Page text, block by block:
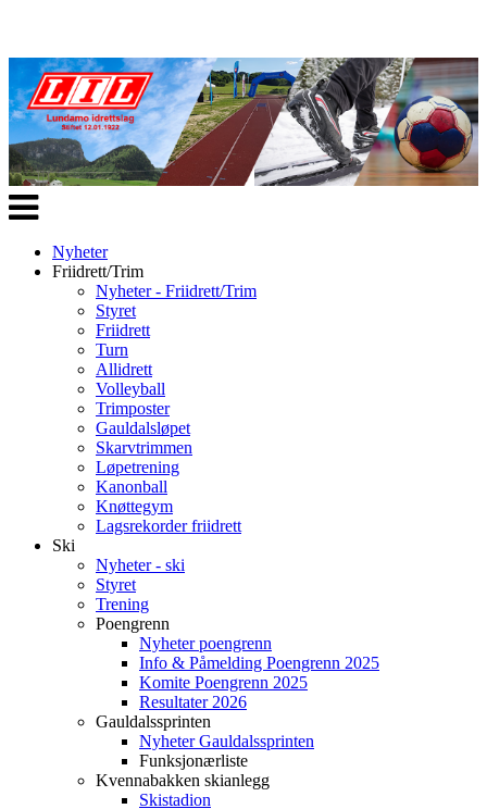
Veksle
navigasjon
Nyheter
Friidrett/Trim
Nyheter - Friidrett/Trim
Styret
Friidrett
Turn
Allidrett
Volleyball
Trimposter
Gauldalsløpet
Skarvtrimmen
Løpetrening
Kanonball
Knøttegym
Lagsrekorder friidrett
Ski
Nyheter - ski
Styret
Trening
Poengrenn
Nyheter poengrenn
Info & Påmelding Poengrenn 2025
Komite Poengrenn 2025
Resultater 2026
Gauldalssprinten
Nyheter Gauldalssprinten
Funksjonærliste
Kvennabakken skianlegg
Skistadion